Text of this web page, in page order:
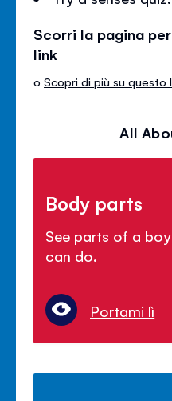
Scorri la pagina
link
oScopri di più su questo
All
Body parts
See parts of a
can do.
Portami lì